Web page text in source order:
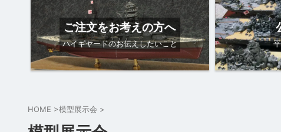
ご注文をお考えの方へ
ハイギヤードのお伝えしたいこと
HOME >模型展示会 >